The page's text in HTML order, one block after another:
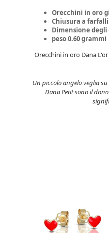
Orecchini in oro
Chiusura a
Dimensione degli
peso 0.60 grammi
Orecchini in oro Dana
Un piccolo angelo veglia
Dana Petit sono il